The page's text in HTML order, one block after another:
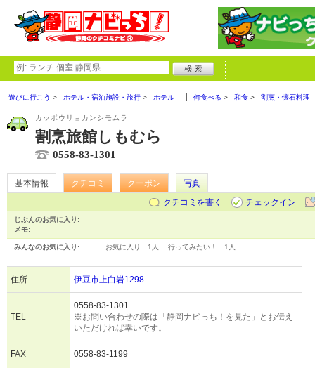
遊びに行こう ホテル・宿泊施設・旅行 ホテル 何食べる 和食 割烹・懐石料理
カッポウリョカンシモムラ
割烹旅館しもむら
0558-83-1301
基本情報 クチコミ クーポン
写真
クチコミを書く
チェックイン
じぶんのお気に入り:
メモ:
みんなのお気に入り: お気に入り… 1人 行ってみたい！… 1人
住所 伊豆市上白岩1298
TEL
0558-83-1301
※お問い合わせの際は「静岡ナビっち！を見た」とお伝え
いただければ幸いです。
FAX 0558-83-1199